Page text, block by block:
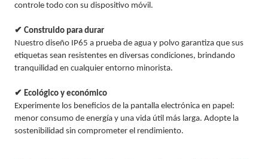
controle todo con su dispositivo móvil.
✔ Construido para durar
Nuestro diseño IP65 a prueba de agua y polvo garantiza que sus
etiquetas sean resistentes en diversas condiciones, brindando
tranquilidad en cualquier entorno minorista.
✔ Ecológico y económico
Experimente los beneficios de la pantalla electrónica en papel:
menor consumo de energía y una vida útil más larga. Adopte la
sostenibilidad sin comprometer el rendimiento.